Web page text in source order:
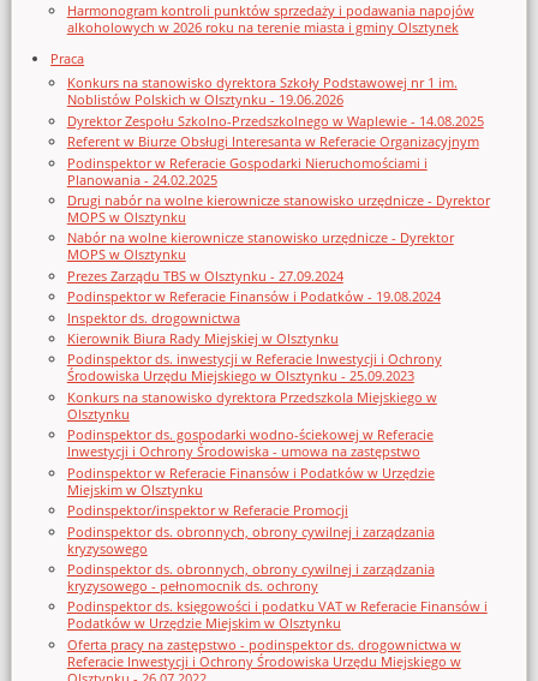
Harmonogram kontroli punktów sprzedaży i podawania napojów
alkoholowych w 2026 roku na terenie miasta i gminy Olsztynek
Praca
Konkurs na stanowisko dyrektora Szkoły Podstawowej nr 1 im.
Noblistów Polskich w Olsztynku - 19.06.2026
Dyrektor Zespołu Szkolno-Przedszkolnego w Waplewie - 14.08.2025
Referent w Biurze Obsługi Interesanta w Referacie Organizacyjnym
Podinspektor w Referacie Gospodarki Nieruchomościami i
Planowania - 24.02.2025
Drugi nabór na wolne kierownicze stanowisko urzędnicze - Dyrektor
MOPS w Olsztynku
Nabór na wolne kierownicze stanowisko urzędnicze - Dyrektor
MOPS w Olsztynku
Prezes Zarządu TBS w Olsztynku - 27.09.2024
Podinspektor w Referacie Finansów i Podatków - 19.08.2024
Inspektor ds. drogownictwa
Kierownik Biura Rady Miejskiej w Olsztynku
Podinspektor ds. inwestycji w Referacie Inwestycji i Ochrony
Środowiska Urzędu Miejskiego w Olsztynku - 25.09.2023
Konkurs na stanowisko dyrektora Przedszkola Miejskiego w
Olsztynku
Podinspektor ds. gospodarki wodno-ściekowej w Referacie
Inwestycji i Ochrony Środowiska - umowa na zastępstwo
Podinspektor w Referacie Finansów i Podatków w Urzędzie
Miejskim w Olsztynku
Podinspektor/inspektor w Referacie Promocji
Podinspektor ds. obronnych, obrony cywilnej i zarządzania
kryzysowego
Podinspektor ds. obronnych, obrony cywilnej i zarządzania
kryzysowego - pełnomocnik ds. ochrony
Podinspektor ds. księgowości i podatku VAT w Referacie Finansów i
Podatków w Urzędzie Miejskim w Olsztynku
Oferta pracy na zastępstwo - podinspektor ds. drogownictwa w
Referacie Inwestycji i Ochrony Środowiska Urzędu Miejskiego w